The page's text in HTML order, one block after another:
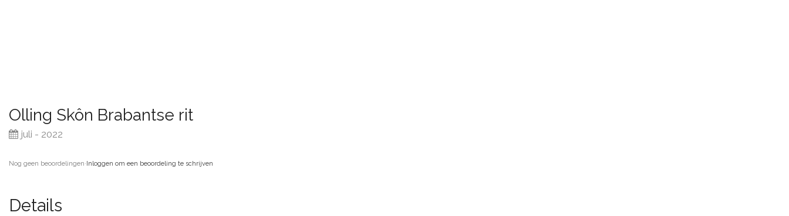
Olling Skôn Brabantse rit
juli - 2022
Nog geen beoordelingen·Inloggen om een beoordeling te schrijven
Details